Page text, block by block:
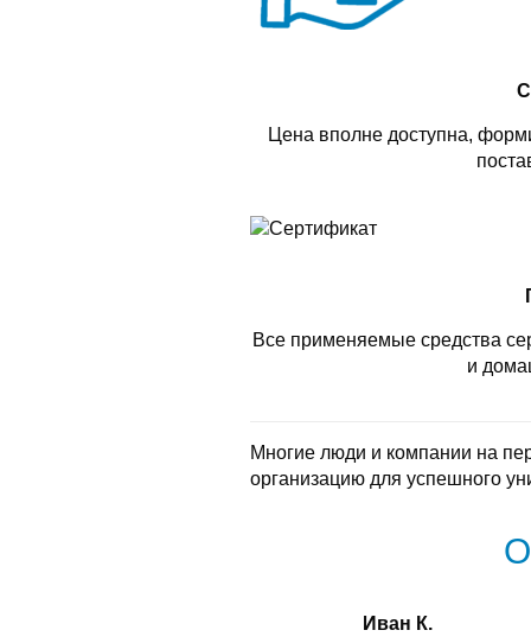
Цена вполне доступна,
Все применяемые средства
и
Многие люди и компании на
организацию для успешного
Иван К.